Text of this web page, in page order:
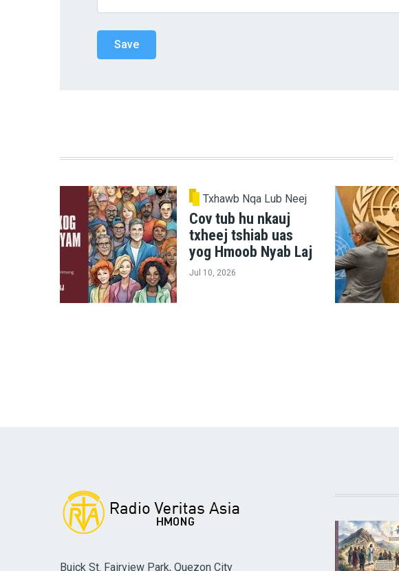
Txhawb Nqa Lub Neej
Cov tub hu nkauj
txheej tshiab uas
yog Hmoob Nyab Laj
Jul 10, 2026
Buick St. Fairview Park, Quezon City